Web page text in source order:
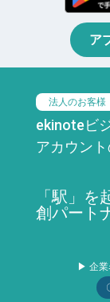
ア
法人のお客様
ekinoteビ
アカウン
「駅」
創パート
▶ 企業